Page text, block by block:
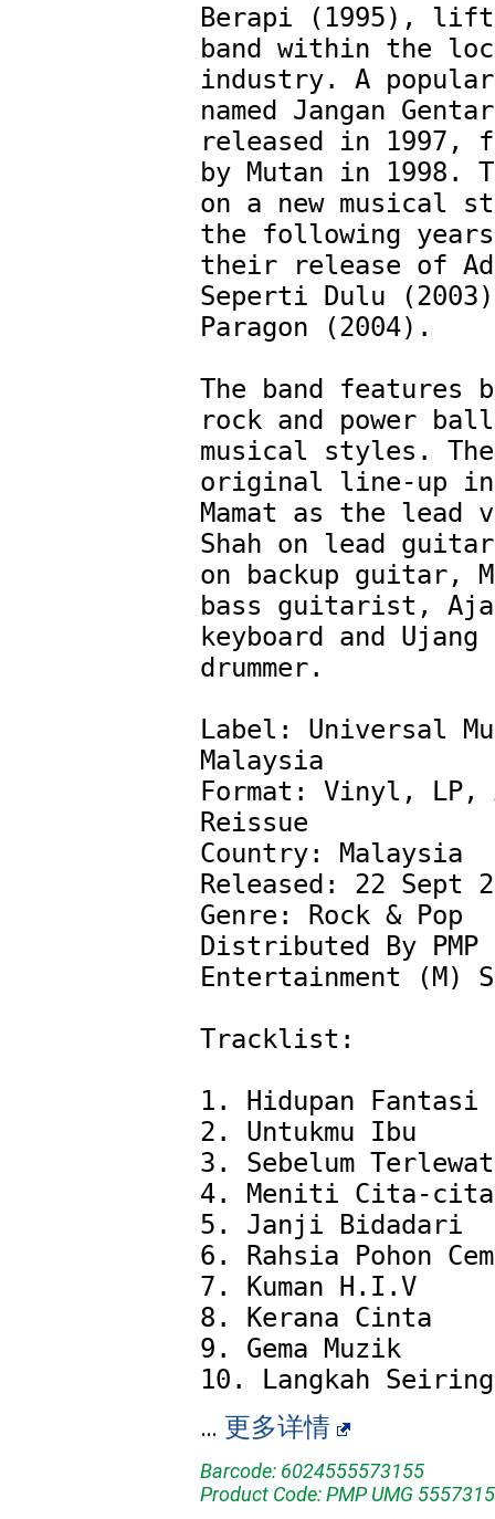
Berapi (1995),
band within the
industry. A
named Jangan
released in 1997,
by Mutan in 1998.
on a new musical
the following
their release of
Seperti Dulu
Paragon (2004).
The band features
rock and power
musical styles.
original line-up
Mamat as the lead
Shah on lead
on backup guitar,
bass guitarist,
keyboard and
drummer.
Label: Universal
Malaysia ‎
Format: Vinyl, LP,
Reissue
Country: Malaysia
Released: 22 Sept
Genre: Rock & Pop
Distributed By PMP
Entertainment (M)
Tracklist:
1. Hidupan Fantasi
2. Untukmu Ibu
3. Sebelum Terlewat
4. Meniti Cita-cita
5. Janji Bidadari
6. Rahsia Pohon
7. Kuman H.I.V
8. Kerana Cinta
9. Gema Muzik
… 更多详情
Barcode: 6024555573155
Product Code: PMP UMG 5557315